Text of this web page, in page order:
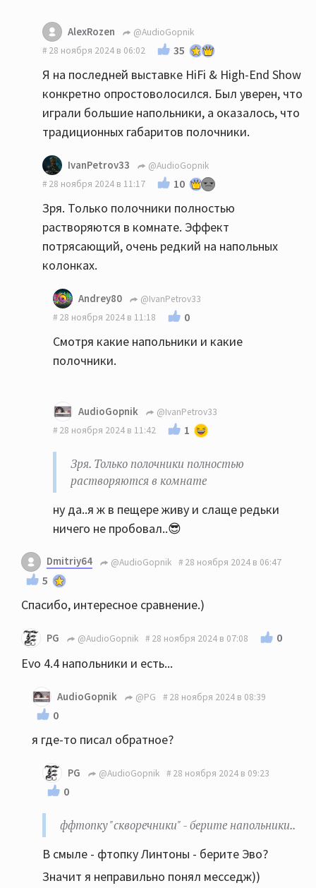
AlexRozen
@AudioGopnik
28 ноября 2024 в 06:02
35
Я на последней выставке HiFi & High-End Show
конкретно опростоволосился. Был уверен, что
играли большие напольники, а оказалось, что
традиционных габаритов полочники.
IvanPetrov33
@AudioGopnik
28 ноября 2024 в 11:17
10
Зря. Только полочники полностью
растворяются в комнате. Эффект
потрясающий, очень редкий на напольных
колонках.
Andrey80
@IvanPetrov33
28 ноября 2024 в 11:18
0
Смотря какие напольники и какие
полочники.
AudioGopnik
@IvanPetrov33
28 ноября 2024 в 11:42
1
Зря. Только полочники полностью
растворяются в комнате
ну да..я ж в пещере живу и слаще редьки
ничего не пробовал..😎
Dmitriy64 @AudioGopnik 28 ноября 2024 в 06:47
5
Спасибо, интересное сравнение.)
PG @AudioGopnik 28 ноября 2024 в 07:08 0
Evo 4.4 напольники и есть...
AudioGopnik @PG 28 ноября 2024 в 08:39
0
я где-то писал обратное?
PG @AudioGopnik 28 ноября 2024 в 09:23
0
ффтопку "скворечники" - берите напольники..
В смыле - фтопку Линтоны - берите Эво?
Значит я неправильно понял месседж))